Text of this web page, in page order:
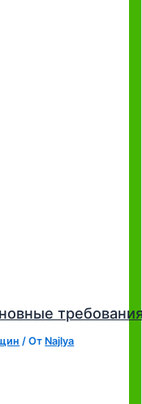
/ От Najlya